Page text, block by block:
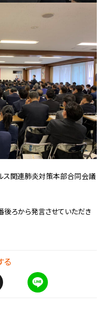
ス関連肺炎対策本部合同会議
後ろから発言させていただき
る